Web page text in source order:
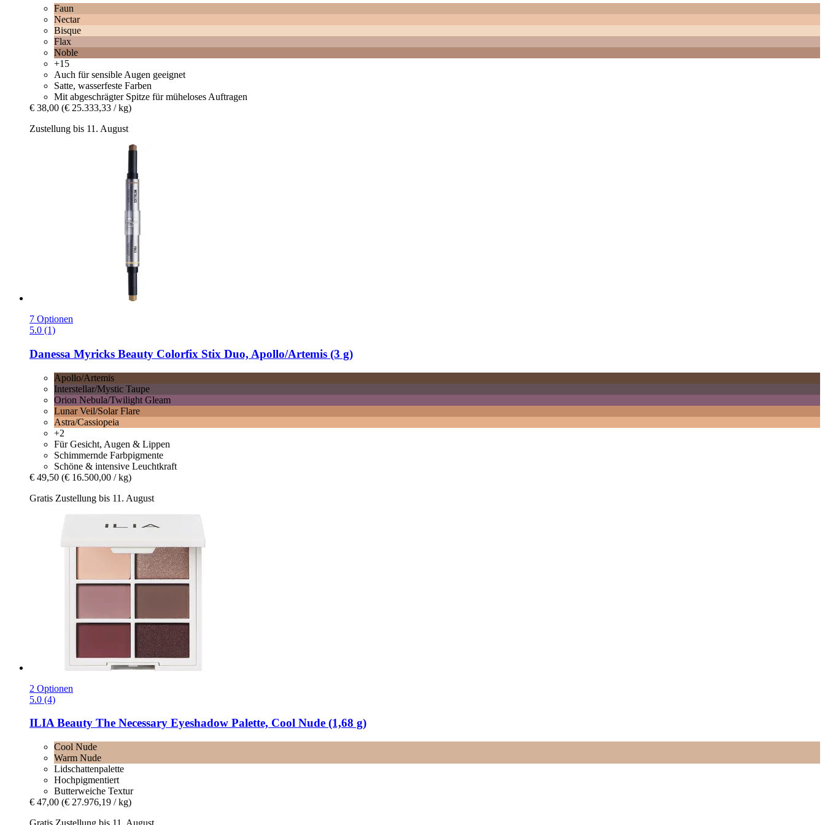
Faun
Nectar
Bisque
Flax
Noble
+15
Auch für sensible Augen geeignet
Satte, wasserfeste Farben
Mit abgeschrägter Spitze für müheloses Auftragen
€ 38,00 (€ 25.333,33 / kg)
Zustellung bis 11. August
7 Optionen
5.0 (1)
Danessa Myricks Beauty Colorfix Stix Duo, Apollo/Artemis (3 g)
Apollo/Artemis
Interstellar/Mystic Taupe
Orion Nebula/Twilight Gleam
Lunar Veil/Solar Flare
Astra/Cassiopeia
+2
Für Gesicht, Augen & Lippen
Schimmernde Farbpigmente
Schöne & intensive Leuchtkraft
€ 49,50 (€ 16.500,00 / kg)
Gratis Zustellung bis 11. August
2 Optionen
5.0 (4)
ILIA Beauty The Necessary Eyeshadow Palette, Cool Nude (1,68 g)
Cool Nude
Warm Nude
Lidschattenpalette
Hochpigmentiert
Butterweiche Textur
€ 47,00 (€ 27.976,19 / kg)
Gratis Zustellung bis 11. August